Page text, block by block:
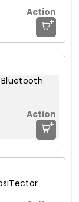
+
Bluetooth
+